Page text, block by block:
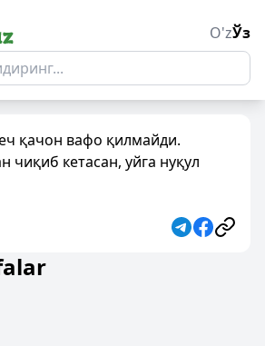
O'zЎз
қачон вафо қилмайди.
чиқиб кетасан, уйга нуқул